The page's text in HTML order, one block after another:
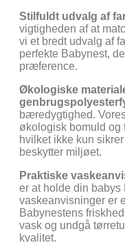
Stilfuldt udvalg af
vigtigheden af at
vi et bredt udvalg af
perfekte Babynest,
præference.
Økologiske
bæredygtighed.
økologisk bomuld og
hvilket ikke kun
beskytter miljøet.
Praktiske
er at holde din babys
vaskeanvisninger er
Babynestens
vask og undgå
kvalitet.